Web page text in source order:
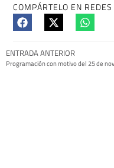
COMPÁRTELO EN
ENTRADA ANTERIOR